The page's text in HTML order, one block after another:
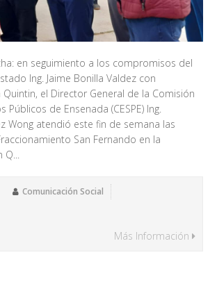
en seguimiento a los compromisos del
Ing. Jaime Bonilla Valdez con
el Director General de la Comisión
Públicos de Ensenada (CESPE) Ing.
Wong atendió este fin de semana las
San Fernando en la
Comunicación Social
Más Información